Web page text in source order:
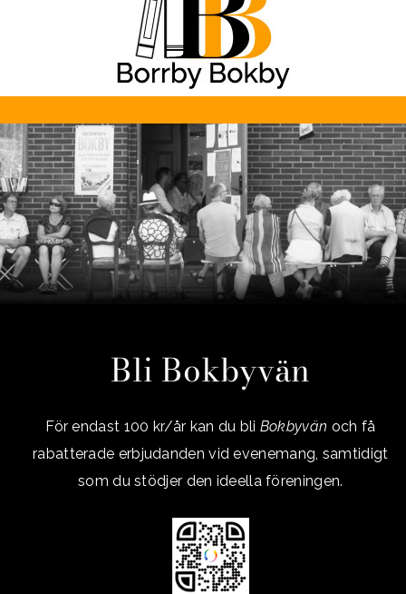
Bli Bokbyvän
För endast 100 kr/år kan du bli Bokbyvän och få
rabatterade erbjudanden vid evenemang, samtidigt
som du stödjer den ideella föreningen.